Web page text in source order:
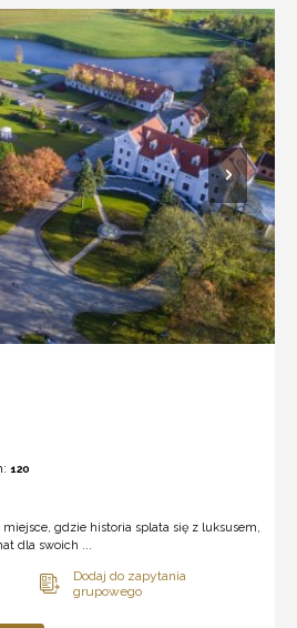
120
miejsce, gdzie historia splata się z luksusem,
dla swoich ...